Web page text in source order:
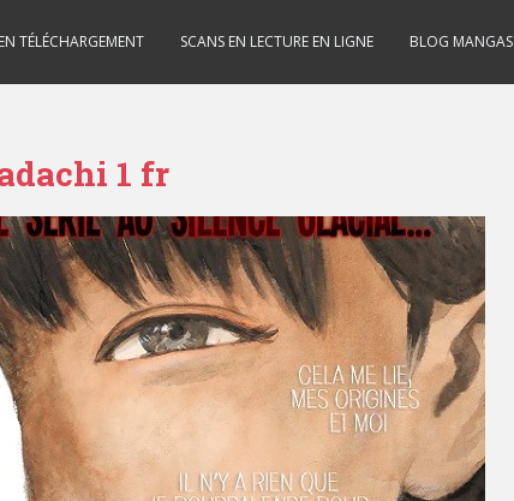
TÉLÉCHARGEMENT SCANS EN LECTURE EN LIGNE BLOG MANGAS
1 fr